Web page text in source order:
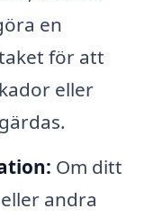
en
för att
eller
Om ditt
andra